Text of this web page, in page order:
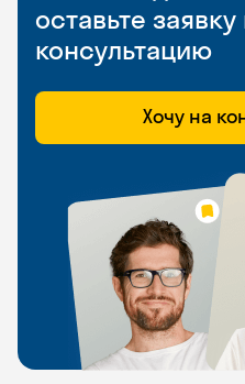
оставьте
консультацию
Хочу на